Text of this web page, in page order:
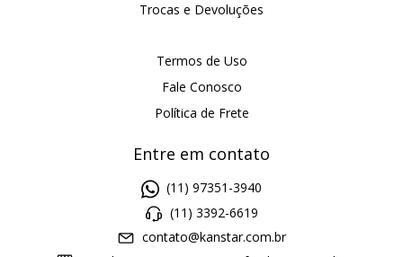
Trocas e Devoluções
Termos de Uso
Fale Conosco
Política de Frete
Entre em contato
(11) 97351-3940
(11) 3392-6619
contato@kanstar.com.br